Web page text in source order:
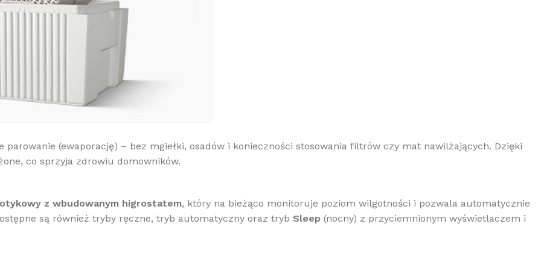
(ewaporację) – bez mgiełki, osadów i konieczności stosowania filtrów czy mat nawilżających. Dzięki
co sprzyja zdrowiu domowników.
z wbudowanym higrostatem, który na bieżąco monitoruje poziom wilgotności i pozwala automatycznie
są również tryby ręczne, tryb automatyczny oraz tryb Sleep (nocny) z przyciemnionym wyświetlaczem i